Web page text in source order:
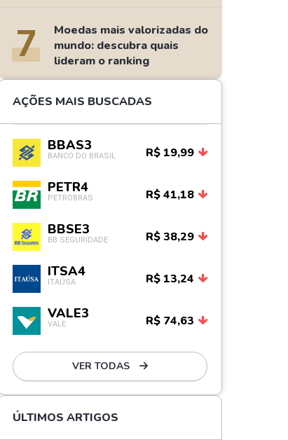
7
Moedas mais valorizadas do
mundo: descubra quais
lideram o ranking
AÇÕES MAIS BUSCADAS
BBAS3
BANCO DO BRASIL R$ 19,99
PETR4
PETROBRAS R$ 41,18
BBSE3
BB SEGURIDADE R$ 38,29
ITSA4
ITAÚSA R$ 13,24
VALE3
VALE R$ 74,63
VER TODAS
ÚLTIMOS ARTIGOS